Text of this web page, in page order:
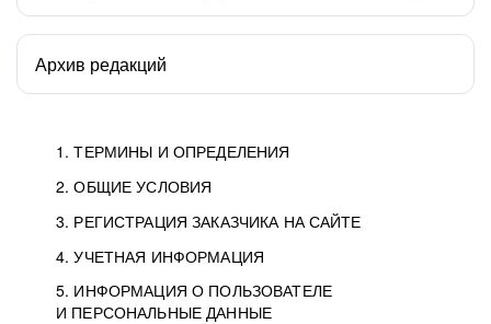
1. ТЕРМИНЫ И ОПРЕДЕЛЕНИЯ
2. ОБЩИЕ УСЛОВИЯ
3. РЕГИСТРАЦИЯ ЗАКАЗЧИКА НА САЙТЕ
4. УЧЕТНАЯ ИНФОРМАЦИЯ
5. ИНФОРМАЦИЯ О ПОЛЬЗОВАТЕЛЕ
И ПЕРСОНАЛЬНЫЕ ДАННЫЕ
Архив редакций